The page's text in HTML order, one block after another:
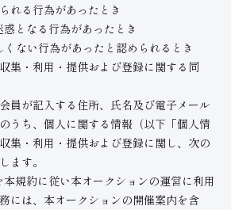
れる行為があったとき
となる行為があったとき
ない行為があったと認められるとき
集・利用・提供および登録に関する同
員が記入する住所、氏名及び電子メール
うち、個人に関する情報（以下「個人情
集・利用・提供および登録に関し、次の
ます。
規約に従い本オークションの運営に利用
には、本オークションの開催案内を含